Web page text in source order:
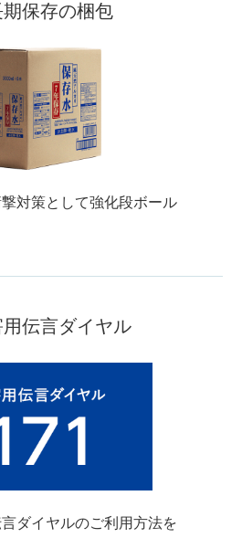
期保存の梱包
対策として強化段ボール
用伝言ダイヤル
ダイヤルのご利用方法を